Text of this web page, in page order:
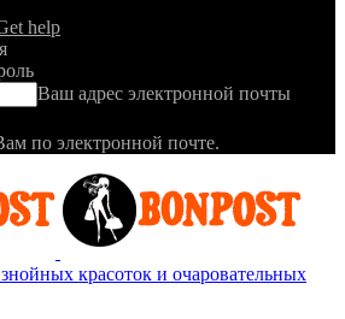
help
Ваш адрес электронной почты
по электронной почте.
красоток и очаровательных